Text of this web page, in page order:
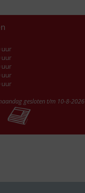
uur
uur
uur
uur
uur
gesloten t/m 10-8-2026